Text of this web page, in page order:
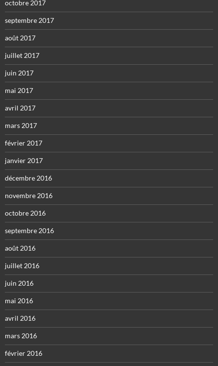
octobre 2017
septembre 2017
août 2017
juillet 2017
juin 2017
mai 2017
avril 2017
mars 2017
février 2017
janvier 2017
décembre 2016
novembre 2016
octobre 2016
septembre 2016
août 2016
juillet 2016
juin 2016
mai 2016
avril 2016
mars 2016
février 2016